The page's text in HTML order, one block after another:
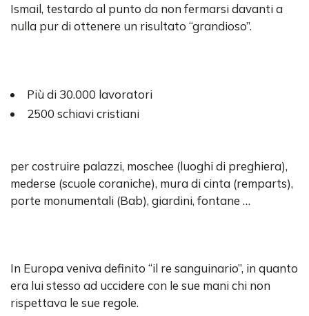
Ismail, testardo al punto da non fermarsi davanti a
nulla pur di ottenere un risultato “grandioso”.
Più di 30.000 lavoratori
2500 schiavi cristiani
per costruire palazzi, moschee (luoghi di preghiera),
mederse (scuole coraniche), mura di cinta (remparts),
porte monumentali (Bab), giardini, fontane …
In Europa veniva definito “il re sanguinario”, in quanto
era lui stesso ad uccidere con le sue mani chi non
rispettava le sue regole.